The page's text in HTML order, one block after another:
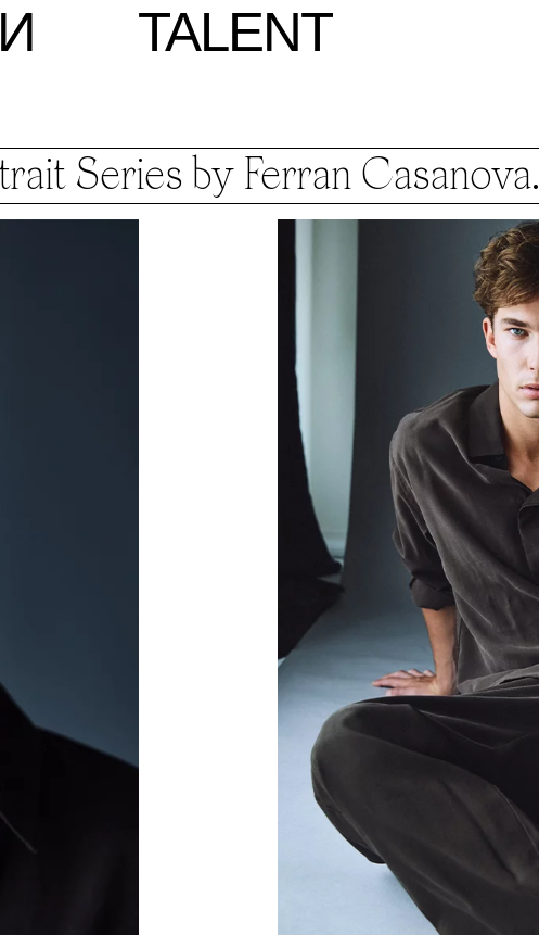
TALENT
Series by Ferran Casanova.